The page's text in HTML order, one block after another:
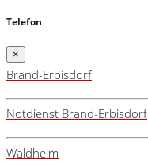
Telefon
×
Brand-Erbisdorf
Notdienst Brand-Erbisdorf
Waldheim